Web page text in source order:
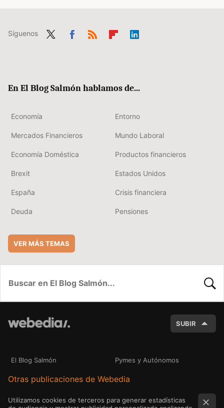
Síguenos
En El Blog Salmón hablamos de...
Economía Entorno
Mercados Financieros Mundo Laboral
Economía Doméstica Productos financieros
Brexit Estados Unidos
España Crisis financiera
Deuda Pensiones
VER MÁS TEMAS
SUBIR
El Blog Salmón Pymes y Autónomos
Otras publicaciones de Webedia
Utilizamos cookies de terceros para generar estadísticas